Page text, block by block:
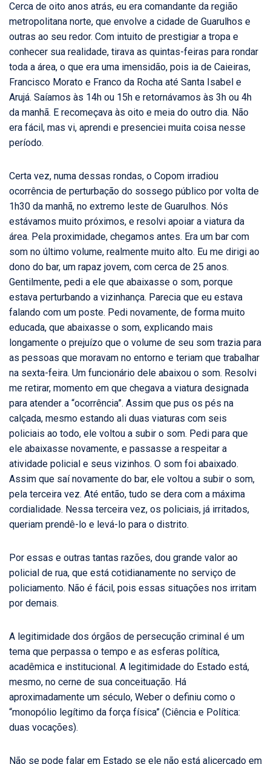
Cerca de oito anos atrás, eu era comandante da região
metropolitana norte, que envolve a cidade de Guarulhos e
outras ao seu redor. Com intuito de prestigiar a tropa e
conhecer sua realidade, tirava as quintas-feiras para rondar
toda a área, o que era uma imensidão, pois ia de Caieiras,
Francisco Morato e Franco da Rocha até Santa Isabel e
Arujá. Saíamos às 14h ou 15h e retornávamos às 3h ou 4h
da manhã. E recomeçava às oito e meia do outro dia. Não
era fácil, mas vi, aprendi e presenciei muita coisa nesse
período.
Certa vez, numa dessas rondas, o Copom irradiou
ocorrência de perturbação do sossego público por volta de
1h30 da manhã, no extremo leste de Guarulhos. Nós
estávamos muito próximos, e resolvi apoiar a viatura da
área. Pela proximidade, chegamos antes. Era um bar com
som no último volume, realmente muito alto. Eu me dirigi ao
dono do bar, um rapaz jovem, com cerca de 25 anos.
Gentilmente, pedi a ele que abaixasse o som, porque
estava perturbando a vizinhança. Parecia que eu estava
falando com um poste. Pedi novamente, de forma muito
educada, que abaixasse o som, explicando mais
longamente o prejuízo que o volume de seu som trazia para
as pessoas que moravam no entorno e teriam que trabalhar
na sexta-feira. Um funcionário dele abaixou o som. Resolvi
me retirar, momento em que chegava a viatura designada
para atender a “ocorrência”. Assim que pus os pés na
calçada, mesmo estando ali duas viaturas com seis
policiais ao todo, ele voltou a subir o som. Pedi para que
ele abaixasse novamente, e passasse a respeitar a
atividade policial e seus vizinhos. O som foi abaixado.
Assim que saí novamente do bar, ele voltou a subir o som,
pela terceira vez. Até então, tudo se dera com a máxima
cordialidade. Nessa terceira vez, os policiais, já irritados,
queriam prendê-lo e levá-lo para o distrito.
Por essas e outras tantas razões, dou grande valor ao
policial de rua, que está cotidianamente no serviço de
policiamento. Não é fácil, pois essas situações nos irritam
por demais.
A legitimidade dos órgãos de persecução criminal é um
tema que perpassa o tempo e as esferas política,
acadêmica e institucional. A legitimidade do Estado está,
mesmo, no cerne de sua conceituação. Há
aproximadamente um século, Weber o definiu como o
“monopólio legítimo da força física” (Ciência e Política:
duas vocações).
Não se pode falar em Estado se ele não está alicerçado em